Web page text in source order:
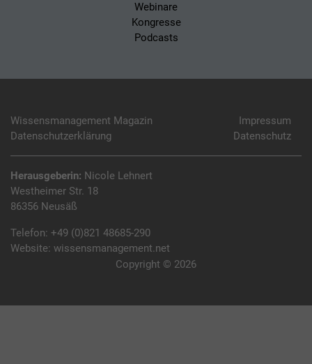
Webinare
Kongresse
Podcasts
Wissensmanagement Magazin
Impressum
Datenschutzerklärung
Datenschutz
Herausgeberin: Nicole Lehnert
Westheimer Str. 18
86356 Neusäß
Telefon: +49 (0)821 48685-290
Website: wissensmanagement.net
Copyright © 2026